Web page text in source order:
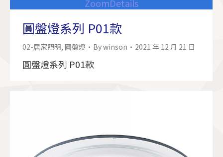
ZoomDetails
圓盤燈系列 P01款
02-居家照明, 圓盤燈 Bywinson 2021 年 12 月 21 日
圓盤燈系列 P01款